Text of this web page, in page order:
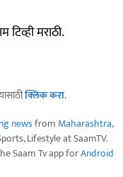
मराठी.
क्लिक करा.
newsfrom Maharashtra,
Lifestyle at SaamTV.
Saam Tv app forAndroid